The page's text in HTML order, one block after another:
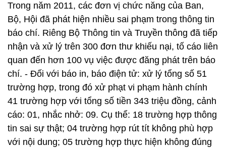
Trong năm 2011, các đơn vị chức năng của Ban,
Bộ, Hội đã phát hiện nhiều sai phạm trong thông tin
báo chí. Riêng Bộ Thông tin và Truyền thông đã tiếp
nhận và xử lý trên 300 đơn thư khiếu nại, tố cáo liên
quan đến hơn 100 vụ việc được đăng phát trên báo
chí. - Đối với báo in, báo điện tử: xử lý tổng số 51
trường hợp, trong đó xử phạt vi phạm hành chính
41 trường hợp với tổng số tiền 343 triệu đồng, cảnh
cáo: 01, nhắc nhở: 09. Cụ thể: 18 trường hợp thông
tin sai sự thật; 04 trường hợp rút tít không phù hợp
với nội dung; 05 trường hợp thực hiện không đúng